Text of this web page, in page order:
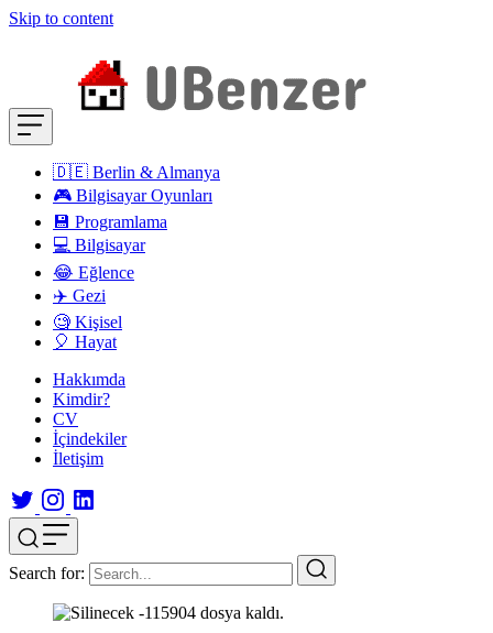
Skip to content
🇩🇪 Berlin & Almanya
🎮 Bilgisayar Oyunları
💾 Programlama
💻 Bilgisayar
😂 Eğlence
✈️ Gezi
🧐 Kişisel
🎈 Hayat
Hakkımda
Kimdir?
CV
İçindekiler
İletişim
Search for: